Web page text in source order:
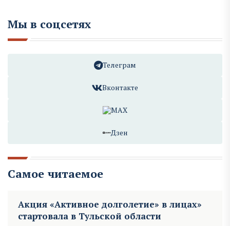
Мы в соцсетях
Телеграм
Вконтакте
MAX
Дзен
Самое читаемое
Акция «Активное долголетие» в лицах»
стартовала в Тульской области